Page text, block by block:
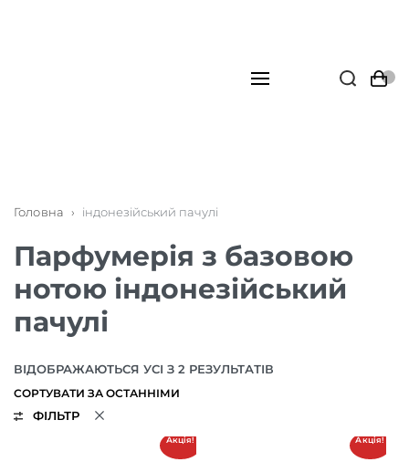
Головна › індонезійський пачулі
Парфумерія з базовою
нотою індонезійський
пачулі
ВІДОБРАЖАЮТЬСЯ УСІ З 2 РЕЗУЛЬТАТІВ
ФІЛЬТР
Акція! Акція!